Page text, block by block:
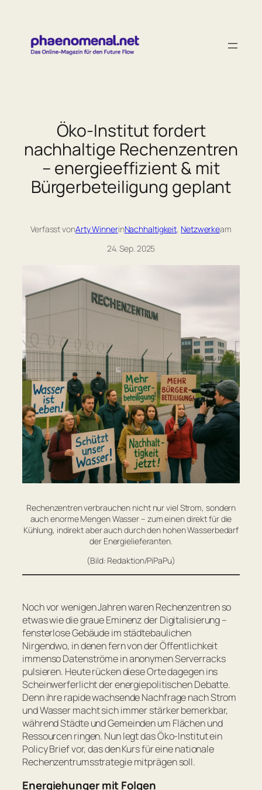
springen
Öko-Institut fordert
nachhaltige Rechenzentren
– energieeffizient & mit
Bürgerbeteiligung geplant
Verfasst vonArty WinnerinNachhaltigkeit, Netzwerkeam
24. Sep. 2025
Rechenzentren verbrauchen nicht nur viel Strom, sondern
auch enorme Mengen Wasser – zum einen direkt für die
Kühlung, indirekt aber auch durch den hohen Wasserbedarf
der Energielieferanten.
(Bild: Redaktion/PiPaPu)
Noch vor wenigen Jahren waren Rechenzentren so
etwas wie die graue Eminenz der Digitalisierung –
fensterlose Gebäude im städtebaulichen
Nirgendwo, in denen fern von der Öffentlichkeit
immenso Datenströme in anonymen Serverracks
pulsieren. Heute rücken diese Orte dagegen ins
Scheinwerferlicht der energiepolitischen Debatte.
Denn ihre rapide wachsende Nachfrage nach Strom
und Wasser macht sich immer stärker bemerkbar,
während Städte und Gemeinden um Flächen und
Ressourcen ringen. Nun legt das Öko-Institut ein
Policy Brief vor, das den Kurs für eine nationale
Rechenzentrumsstrategie mitprägen soll.
Energiehunger mit Folgen